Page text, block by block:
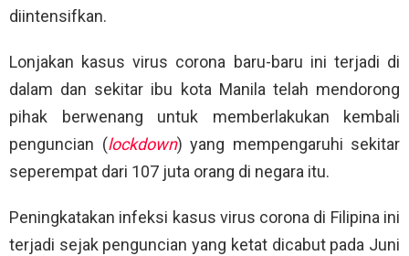
diintensifkan.
Lonjakan kasus virus corona baru-baru ini terjadi di
dalam dan sekitar ibu kota Manila telah mendorong
pihak berwenang untuk memberlakukan kembali
penguncian (lockdown) yang mempengaruhi sekitar
seperempat dari 107 juta orang di negara itu.
Peningkatakan infeksi kasus virus corona di Filipina ini
terjadi sejak penguncian yang ketat dicabut pada Juni